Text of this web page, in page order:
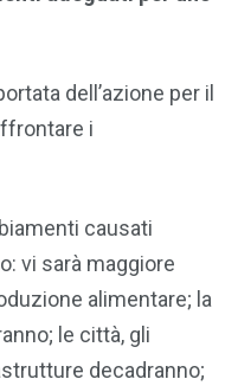
dell’azione per il
i
causati
vi sarà maggiore
alimentare; la
le città, gli
decadranno;